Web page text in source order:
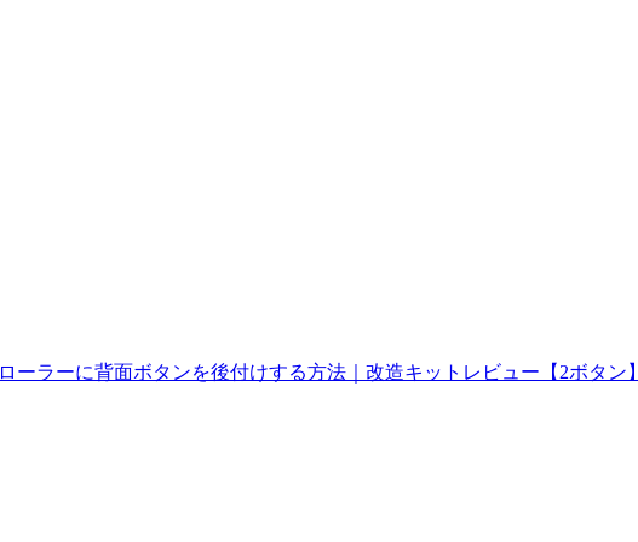
ーラーに背面ボタンを後付けする方法｜改造キットレビュー【2ボタン】